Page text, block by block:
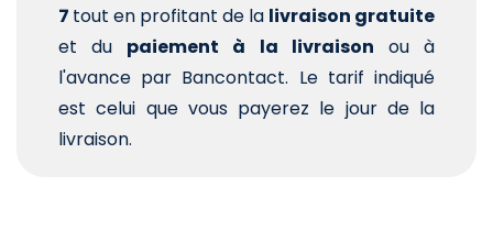
7 tout en profitant de la livraison gratuite
et du paiement à la livraison ou à
l'avance par Bancontact. Le tarif indiqué
est celui que vous payerez le jour de la
livraison.